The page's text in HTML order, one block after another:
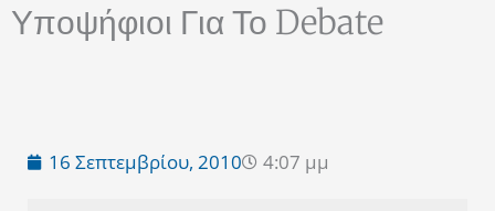
Υποψήφιοι Για Το Debate
16 Σεπτεμβρίου, 2010 4:07 μμ